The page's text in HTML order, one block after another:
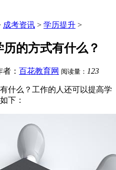
成考资讯 > 学历提升 >
的方式有什么？
者： 百花教育网 阅读量： 123
什么？工作的人还可以提高学
下：